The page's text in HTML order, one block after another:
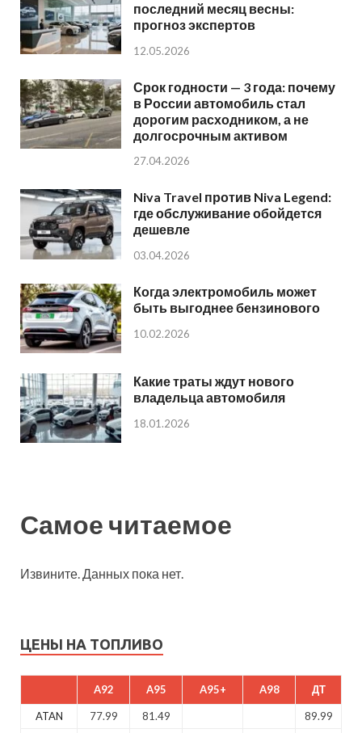
последний месяц весны:
прогноз экспертов
12.05.2026
Срок годности — 3 года: почему
в России автомобиль стал
дорогим расходником, а не
долгосрочным активом
27.04.2026
Niva Travel против Niva Legend:
где обслуживание обойдется
дешевле
03.04.2026
Когда электромобиль может
быть выгоднее бензинового
10.02.2026
Какие траты ждут нового
владельца автомобиля
18.01.2026
Самое читаемое
Извините. Данных пока нет.
ЦЕНЫ НА ТОПЛИВО
A92 A95 A95+ A98 ДТ
ATAN 77.99 81.49
89.99